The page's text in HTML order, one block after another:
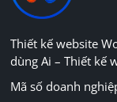
Thiết kế website
dùng Ai – Thiết kế
Mã số doanh